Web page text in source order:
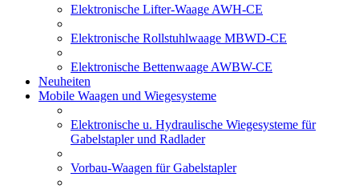
Elektronische Lifter-Waage AWH-CE
Elektronische Rollstuhlwaage MBWD-CE
Elektronische Bettenwaage AWBW-CE
Neuheiten
Mobile Waagen und Wiegesysteme
Elektronische u. Hydraulische Wiegesysteme für
Gabelstapler und Radlader
Vorbau-Waagen für Gabelstapler